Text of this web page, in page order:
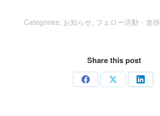
Categories: お知らせ, フェロー活動・進捗
Share this post
Share Share Share